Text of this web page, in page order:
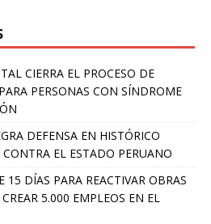
CIERRA EL PROCESO DE
PERSONAS CON SÍNDROME
DEFENSA EN HISTÓRICO
EL ESTADO PERUANO
15 DÍAS PARA REACTIVAR OBRAS
5.000 EMPLEOS EN EL